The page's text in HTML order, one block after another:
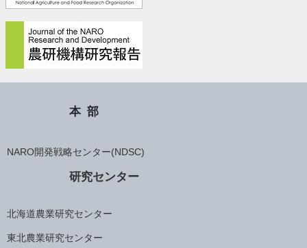
本部
NARO開発戦略センター(NDSC)
研究センター
北海道農業研究センター
東北農業研究センター